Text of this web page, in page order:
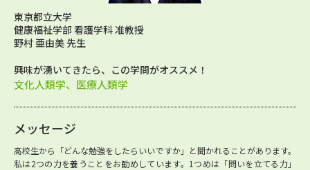
東京都立大学
健康福祉学部 看護学科 准教授
野村 亜由美 先生
興味が湧いてきたら、この学問がオススメ！
文化人類学、医療人類学
メッセージ
高校生から「どんな勉強をしたらいいですか」と聞かれることがあります。
私は2つの力を養うことをお勧めしています。1つめは「問いを立てる力」